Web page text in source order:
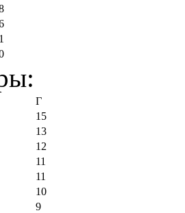
Г
15
13
12
11
11
10
9